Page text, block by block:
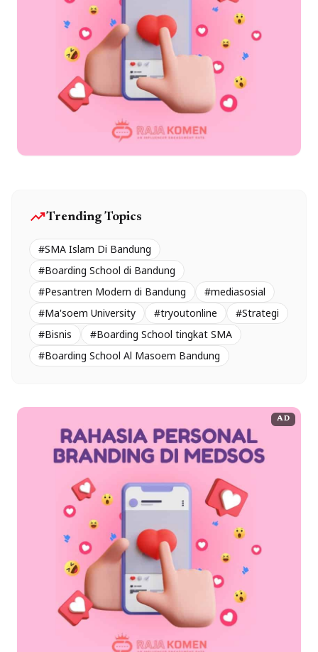
trending_upTrending Topics
#SMA Islam Di Bandung
#Boarding School di Bandung
#Pesantren Modern di Bandung
#mediasosial
#Ma'soem University
#tryoutonline
#Strategi
#Bisnis
#Boarding School tingkat SMA
#Boarding School Al Masoem Bandung
AD